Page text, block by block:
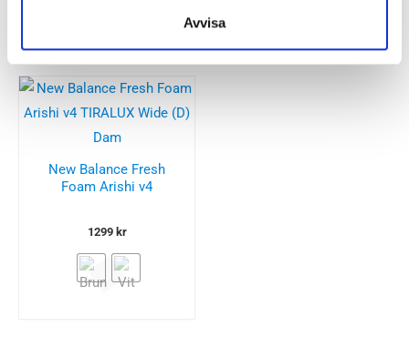
Avvisa
Besökta produkter
New Balance Fresh
Foam Arishi v4
1299 kr